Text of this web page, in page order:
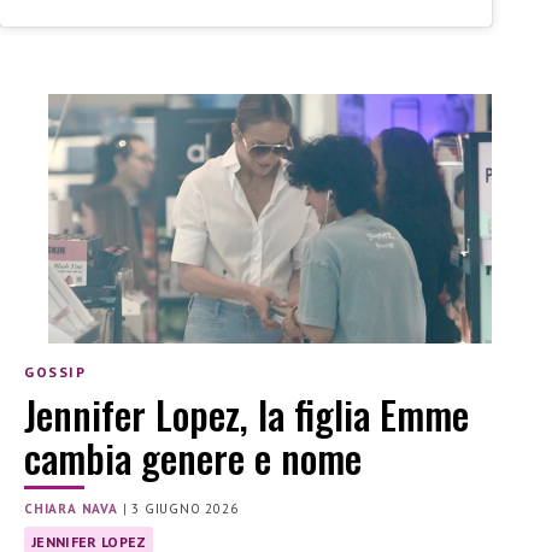
GOSSIP
Jennifer Lopez, la figlia Emme
cambia genere e nome
CHIARA NAVA |3 GIUGNO 2026
JENNIFER LOPEZ